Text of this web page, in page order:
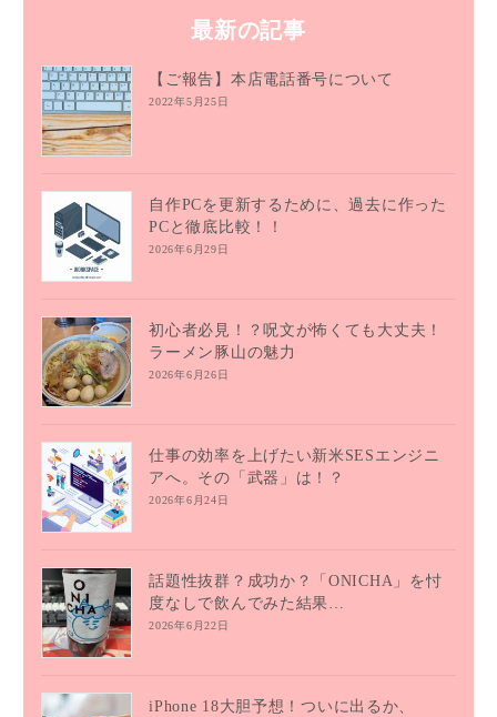
最新の記事
【ご報告】本店電話番号について
2022年5月25日
自作PCを更新するために、過去に作った
PCと徹底比較！！
2026年6月29日
初心者必見！？呪文が怖くても大丈夫！
ラーメン豚山の魅力
2026年6月26日
仕事の効率を上げたい新米SESエンジニ
アへ。その「武器」は！？
2026年6月24日
話題性抜群？成功か？「ONICHA」を忖
度なしで飲んでみた結果…
2026年6月22日
iPhone 18大胆予想！ついに出るか、